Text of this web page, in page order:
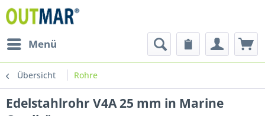
Menü
Übersicht Rohre
Edelstahlrohr V4A 25 mm in Marine